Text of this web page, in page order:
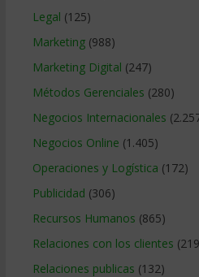
Legal (125)
Marketing(988)
Marketing Digital (247)
Métodos Gerenciales (280)
Negocios Internacionales
Negocios Online (1.405)
Operaciones y Logística (172)
Publicidad (306)
Recursos Humanos (865)
Relaciones con los clientes
Relaciones publicas (132)